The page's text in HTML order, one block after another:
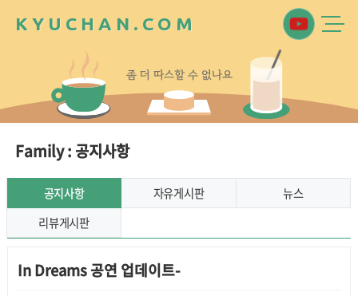
K Y U C H A N . C O M
좀 더 따스할 수 없나요
Family : 공지사항
공지사항 자유게시판
뉴스
리뷰게시판
In Dreams 공연 업데이트-